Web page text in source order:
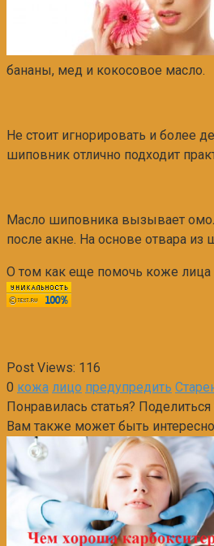
бананы, мед и кокосовое масло.
Не стоит игнорировать и более
шиповник отлично подходит
Масло шиповника вызывает
после акне. На основе отвара
О том как еще помочь коже лица
Post Views: 116
0 кожа лицо предупредить
Понравилась статья?
Вам также может быть интересно